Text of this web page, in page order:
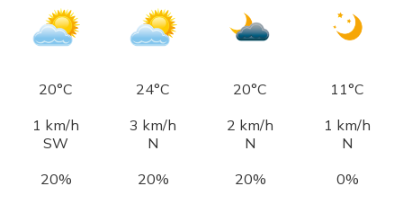
20°C 24°C 20°C
11°C
1 km/h
SW
3 km/h
N
2 km/h
N
1 km/h
N
20%
20% 20% 0%